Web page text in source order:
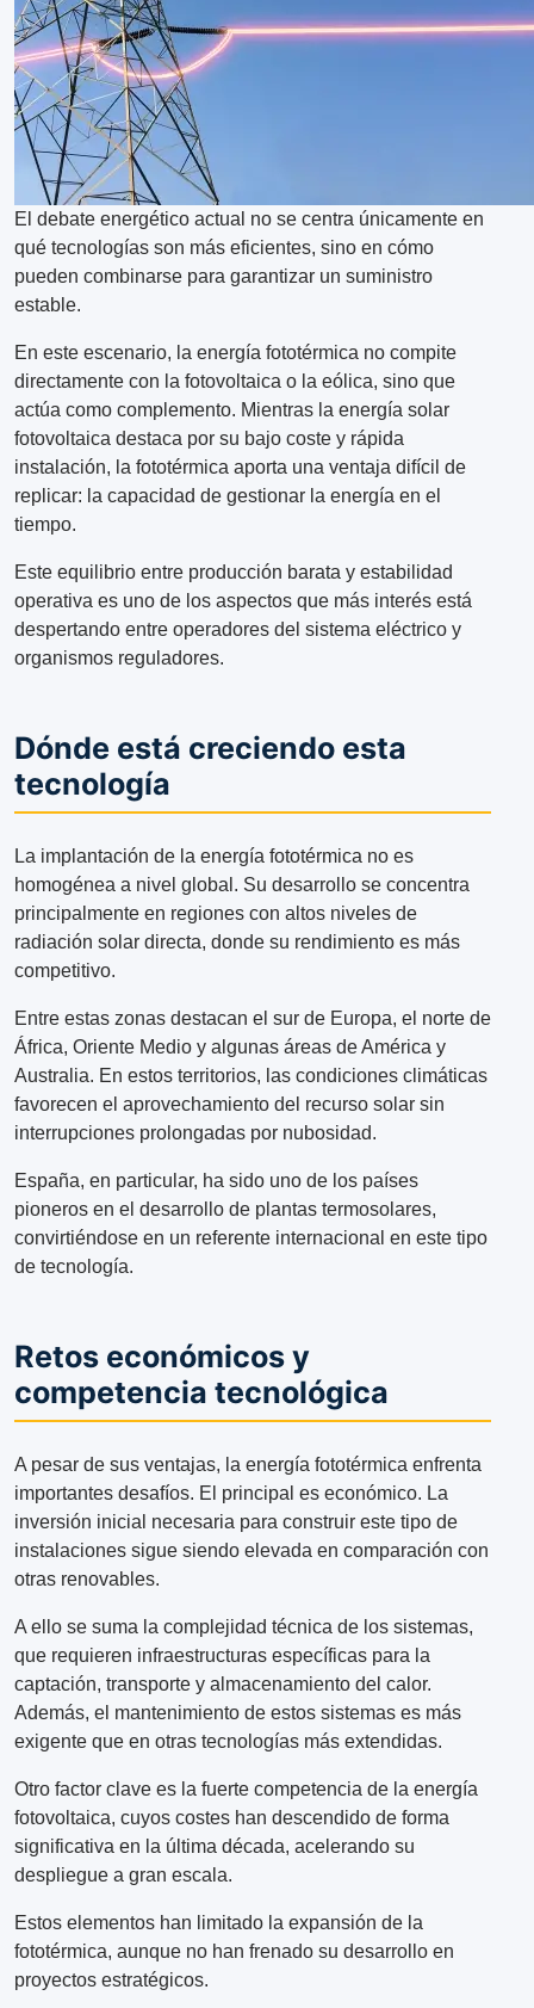
El debate energético actual no se centra únicamente en
qué tecnologías son más eficientes, sino en cómo
pueden combinarse para garantizar un suministro
estable.
En este escenario, la energía fototérmica no compite
directamente con la fotovoltaica o la eólica, sino que
actúa como complemento. Mientras la energía solar
fotovoltaica destaca por su bajo coste y rápida
instalación, la fototérmica aporta una ventaja difícil de
replicar: la capacidad de gestionar la energía en el
tiempo.
Este equilibrio entre producción barata y estabilidad
operativa es uno de los aspectos que más interés está
despertando entre operadores del sistema eléctrico y
organismos reguladores.
Dónde está creciendo esta
tecnología
La implantación de la energía fototérmica no es
homogénea a nivel global. Su desarrollo se concentra
principalmente en regiones con altos niveles de
radiación solar directa, donde su rendimiento es más
competitivo.
Entre estas zonas destacan el sur de Europa, el norte de
África, Oriente Medio y algunas áreas de América y
Australia. En estos territorios, las condiciones climáticas
favorecen el aprovechamiento del recurso solar sin
interrupciones prolongadas por nubosidad.
España, en particular, ha sido uno de los países
pioneros en el desarrollo de plantas termosolares,
convirtiéndose en un referente internacional en este tipo
de tecnología.
Retos económicos y
competencia tecnológica
A pesar de sus ventajas, la energía fototérmica enfrenta
importantes desafíos. El principal es económico. La
inversión inicial necesaria para construir este tipo de
instalaciones sigue siendo elevada en comparación con
otras renovables.
A ello se suma la complejidad técnica de los sistemas,
que requieren infraestructuras específicas para la
captación, transporte y almacenamiento del calor.
Además, el mantenimiento de estos sistemas es más
exigente que en otras tecnologías más extendidas.
Otro factor clave es la fuerte competencia de la energía
fotovoltaica, cuyos costes han descendido de forma
significativa en la última década, acelerando su
despliegue a gran escala.
Estos elementos han limitado la expansión de la
fototérmica, aunque no han frenado su desarrollo en
proyectos estratégicos.